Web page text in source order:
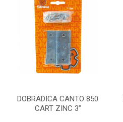
DOBRADICA CANTO 850
CART ZINC 3”